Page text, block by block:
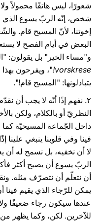
شعورًا، ليس هاتفًا محمولاً
شخص، إنّه الربّ يسوع الذي
إخوتنا، لأنّ المسيح قام.
البعض في أيام الفصح لا
و"مساء الخير" بل يقولون:
vorskrese! "، ويفرحون
يتبادلونها: "المسيح قام!".
٢. نفهم إذًا أنّه لا يجب أن
النظريّ أو بالكلام، ولكن
داخل الجّماعة المسيحيّة
فينا وفي قلوبنا ينبغي علينا
لا أن نخفيه، بل نسمح له أن
الربّ يسوع أن يصبح أكثر
أن نتعلّم أن نتصرّف مثله.
يمكن للرّجاء الذي يقيم فينا
عندها سيكون رجاء ضعيفًا
للآخرين. لكن، وكما يظهر من